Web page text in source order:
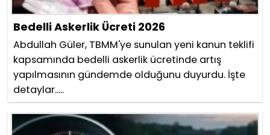
Bedelli Askerlik Ücreti 2026
Abdullah Güler, TBMM'ye sunulan yeni kanun teklifi
kapsamında bedelli askerlik ücretinde artış
yapılmasının gündemde olduğunu duyurdu. İşte
detaylar.....